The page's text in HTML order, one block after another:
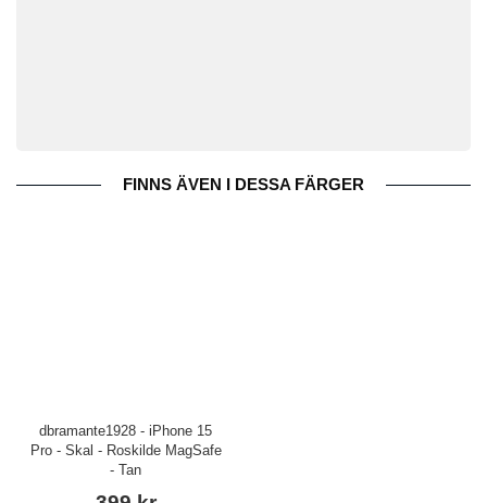
FINNS ÄVEN I DESSA FÄRGER
dbramante1928 - iPhone 15
Pro - Skal - Roskilde MagSafe
- Tan